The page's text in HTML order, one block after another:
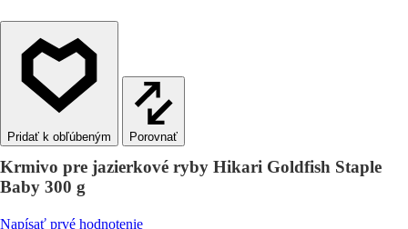
Porovnať
Krmivo pre jazierkové ryby Hikari Goldfish Staple
Baby 300 g
Napísať prvé hodnotenie